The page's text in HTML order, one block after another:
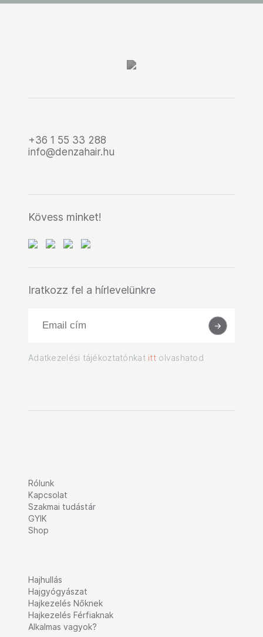
+36 1 55 33 288
info@denzahair.hu
Kövess minket!
Iratkozz fel a hírlevelünkre
Adatkezelési tájékoztatónkat ittolvashatod
Rólunk
Kapcsolat
Szakmai tudástár
GYIK
Shop
Hajhullás
Hajgyógyászat
Hajkezelés Nőknek
Hajkezelés Férfiaknak
Alkalmas vagyok?